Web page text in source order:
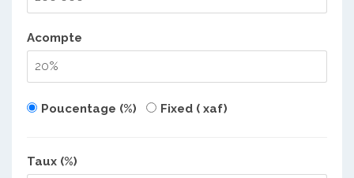
Acompte
Poucentage (%) Fixed ( xaf)
Taux (%)